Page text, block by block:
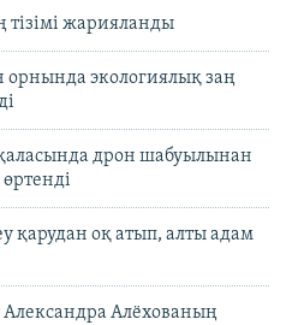
тізімі жарияланды
орнында экологиялық заң
дрон шабуылынан
қарудан оқ атып, алты адам
Алёхованың